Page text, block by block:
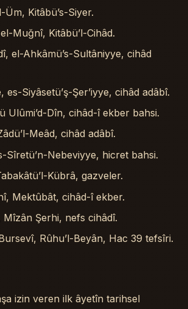
Üm, Kitâbü’s-Siyer.
Muğnî, Kitâbü’l-Cihâd.
el-Ahkâmü’s-Sultâniyye, cihâd
es-Siyâsetü’ş-Şer’iyye, cihâd adâbî.
Ulûmi’d-Dîn, cihâd-î ekber bahsi.
Meâd, cihâd adâbî.
Sîretü’n-Nebeviyye, hicret bahsi.
Kübrâ, gazveler.
Mektûbât, cihâd-î ekber.
Mîzân Şerhi, nefs cihâdî.
Rûhu’l-Beyân, Hac 39 tefsîri.
izin veren ilk âyetîn tarihsel